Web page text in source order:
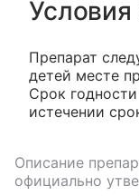
Условия
Препарат
детей месте
Срок
истечении
Описание
официально